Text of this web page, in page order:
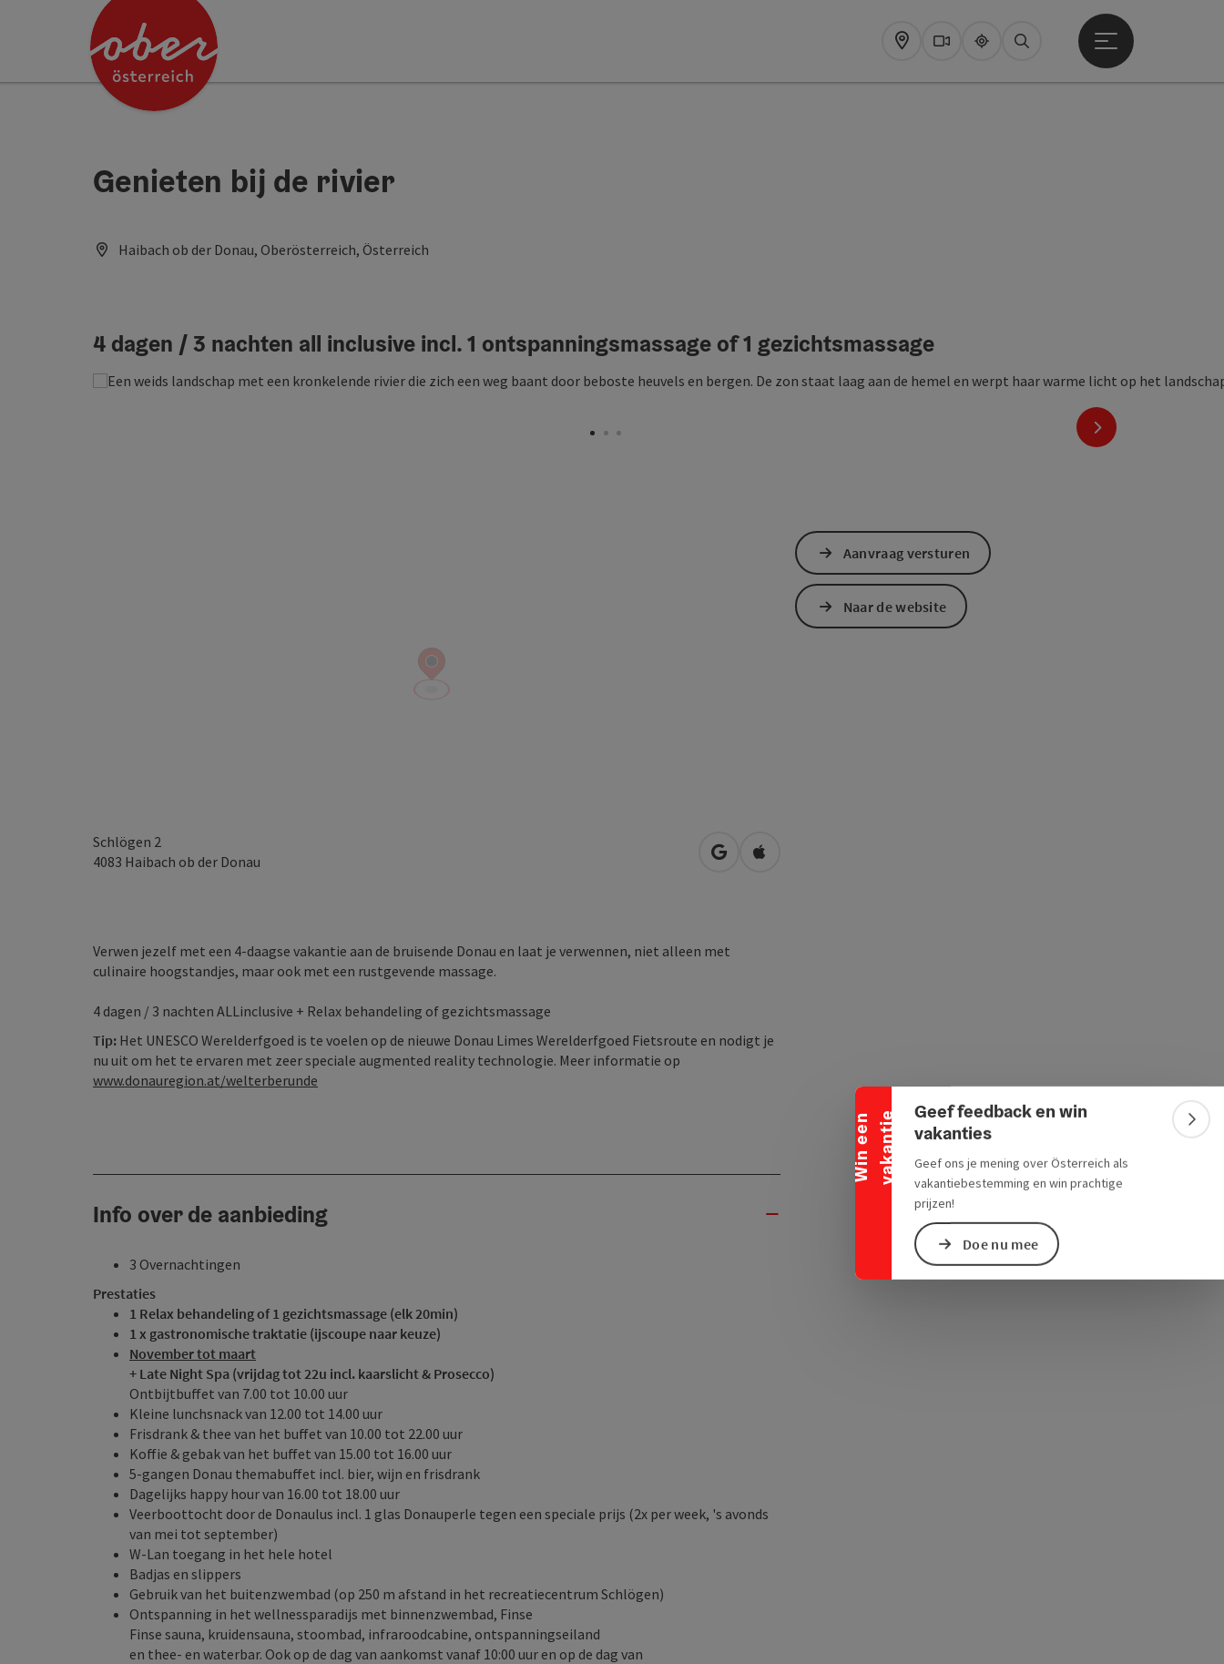
Accesskey
[0]
NavigatieAccesskey
[1]
PaginabeginAccesskey
[3]
Accesskey
Impressum
Hoe deze website te gebruiken?
Startpagina
W
i
n
e
e
n
v
a
k
a
n
t
ie
Banner inklappen
Geef feedback en win
vakanties
Geef ons je mening over Österreich als
vakantiebestemming en win prachtige
prijzen!
Doe nu mee
Map WebcamsUpperguide
Zoeken
Startmenu openen
Genieten bij de rivier
Haibach ob der Donau, Oberösterreich, Österreich
4 dagen / 3 nachten all inclusive incl. 1 ontspanningsmassage of 1 gezichtsmassage
nächstes Element
Schlögen 2
4083 Haibach ob der Donau Openen in Google Maps
Openen in Apple Maps
Verwen jezelf met een 4-daagse vakantie aan de bruisende Donau en laat je verwennen, niet alleen met
culinaire hoogstandjes, maar ook met een rustgevende massage.
4 dagen / 3 nachten ALLinclusive + Relax behandeling of gezichtsmassage
Tip: Het UNESCO Werelderfgoed is te voelen op de nieuwe Donau Limes Werelderfgoed Fietsroute en nodigt je
nu uit om het te ervaren met zeer speciale augmented reality technologie. Meer informatie op
www.donauregion.at/welterberunde
Info over de aanbieding
3 Overnachtingen
Prestaties
1 Relax behandeling of 1 gezichtsmassage (elk 20min)
1 x gastronomische traktatie (ijscoupe naar keuze)
November tot maart
+ Late Night Spa (vrijdag tot 22u incl. kaarslicht & Prosecco)
Ontbijtbuffet van 7.00 tot 10.00 uur
Kleine lunchsnack van 12.00 tot 14.00 uur
Frisdrank & thee van het buffet van 10.00 tot 22.00 uur
Koffie & gebak van het buffet van 15.00 tot 16.00 uur
5-gangen Donau themabuffet incl. bier, wijn en frisdrank
Dagelijks happy hour van 16.00 tot 18.00 uur
Veerboottocht door de Donaulus incl. 1 glas Donauperle tegen een speciale prijs (2x per week, 's avonds
van mei tot september)
W-Lan toegang in het hele hotel
Badjas en slippers
Gebruik van het buitenzwembad (op 250 m afstand in het recreatiecentrum Schlögen)
Ontspanning in het wellnessparadijs met binnenzwembad, Finse
Finse sauna, kruidensauna, stoombad, infraroodcabine, ontspanningseiland
en thee- en waterbar. Ook op de dag van aankomst vanaf 10:00 uur en op de dag van
Aanvraag versturen
Naar de website